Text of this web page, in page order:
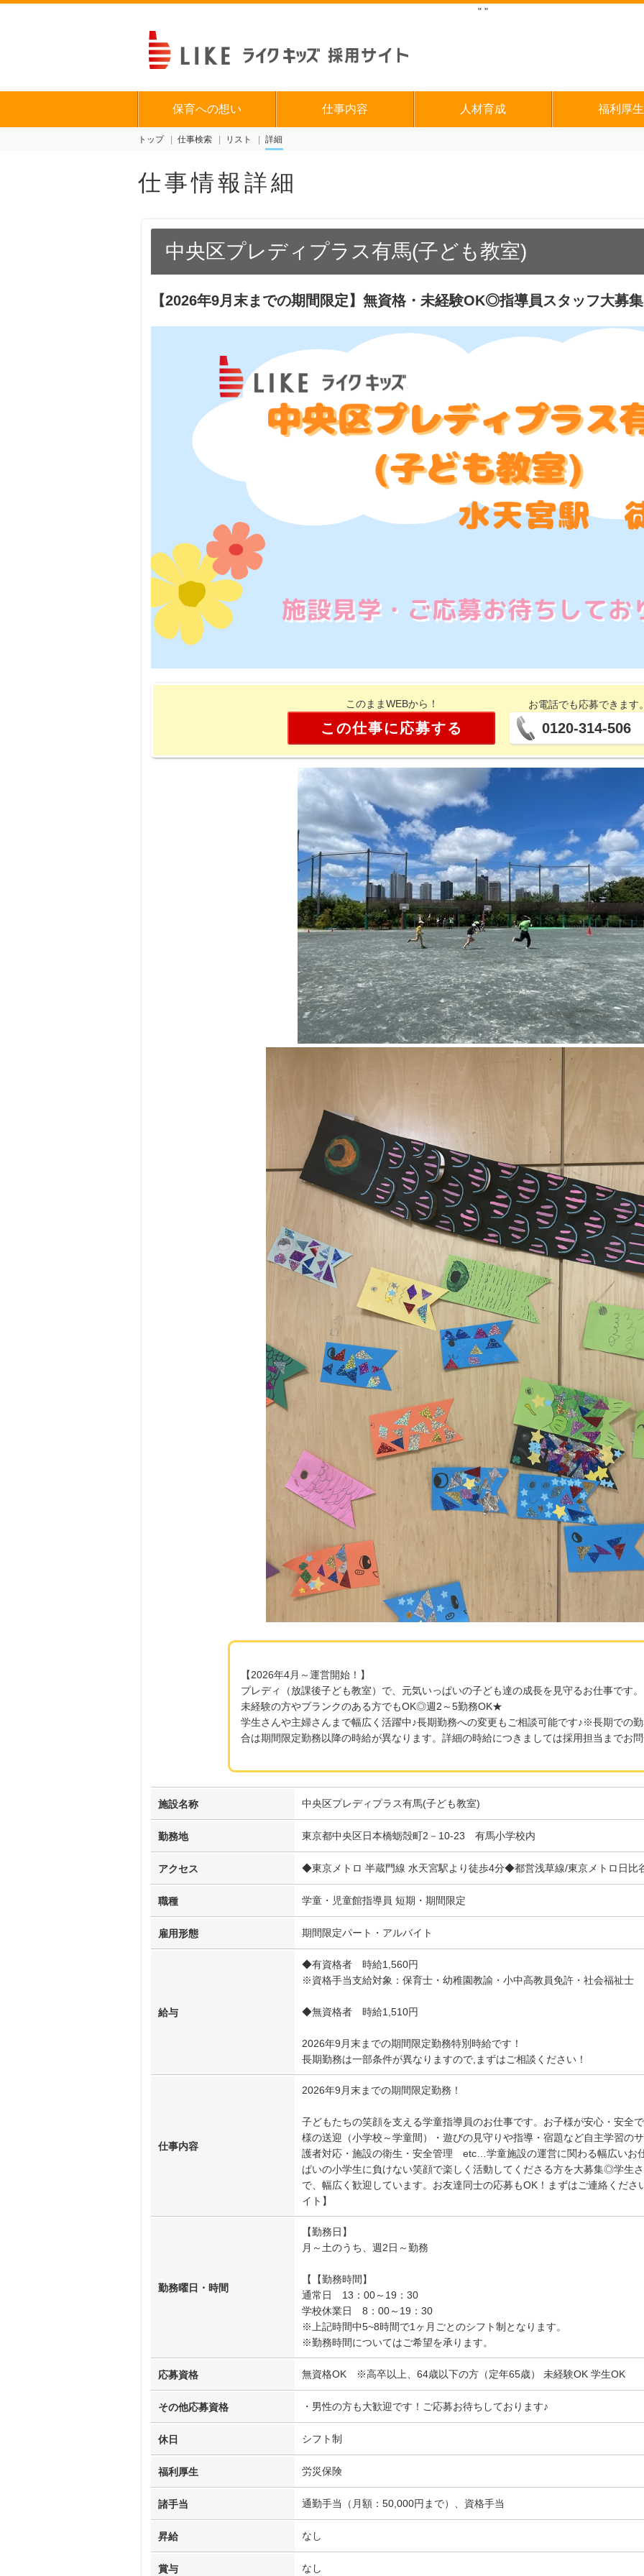
" "
保育への想い 仕事内容 人材育成 福利厚生
トップ 仕事検索 リスト 詳細
仕事情報詳細
中央区プレディプラス有馬(子ども教室)
【2026年9月末までの期間限定】無資格・未経験OK◎指導員スタッフ大募
このままWEBから！
この仕事に応募する
お電話でも応募できます
0120-314-506
【2026年4月～運営開始！】
プレディ（放課後子ども教室）で、元気いっぱいの子ども達の成長を見守るお仕事です。
未経験の方やブランクのある方でもOK◎週2～5勤務OK★
学生さんや主婦さんまで幅広く活躍中♪長期勤務への変更もご相談可能です♪※長期での
合は期間限定勤務以降の時給が異なります。詳細の時給につきましては採用担当までお
施設名称 中央区プレディプラス有馬(子ども教室)
勤務地 東京都中央区日本橋蛎殻町2－10-23 有馬小学校内
アクセス ◆東京メトロ 半蔵門線 水天宮駅より徒歩4分◆都営浅草線/東京メトロ日比
職種 学童・児童館指導員 短期・期間限定
雇用形態 期間限定パート・アルバイト
給与
◆有資格者 時給1,560円
※資格手当支給対象：保育士・幼稚園教諭・小中高教員免許・社会福祉士
◆無資格者 時給1,510円
2026年9月末までの期間限定勤務特別時給です！
長期勤務は一部条件が異なりますので,まずはご相談ください！
仕事内容
2026年9月末までの期間限定勤務！
子どもたちの笑顔を支える学童指導員のお仕事です。お子様が安心・安全
様の送迎（小学校～学童間）・遊びの見守りや指導・宿題など自主学習の
護者対応・施設の衛生・安全管理 etc…学童施設の運営に関わる幅広いお
ぱいの小学生に負けない笑顔で楽しく活動してくださる方を大募集◎学生
で、幅広く歓迎しています。お友達同士の応募もOK！まずはご連絡くだ
イト】
勤務曜日・時間
【勤務日】
月～土のうち、週2日～勤務
【【勤務時間】
通常日 13：00～19：30
学校休業日 8：00～19：30
※上記時間中5~8時間で1ヶ月ごとのシフト制となります。
※勤務時間についてはご希望を承ります。
応募資格 無資格OK ※高卒以上、64歳以下の方（定年65歳） 未経験OK 学生OK
その他応募資格 ・男性の方も大歓迎です！ご応募お待ちしております♪
休日 シフト制
福利厚生 労災保険
諸手当 通勤手当（月額：50,000円まで）、資格手当
昇給 なし
賞与 なし